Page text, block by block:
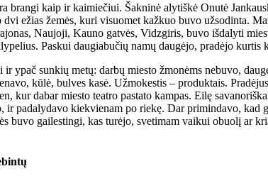
bran­gi kaip ir kai­mie­čiui. Šak­ni­nė aly­tiš­kė Onu­tė
ežias že­mės, ku­ri vi­suo­met kaž­kuo bu­vo už­so­din­ta.
Nau­jo­ji, Kau­no gat­vės, Vidz­gi­ris, bu­vo iš­da­ly­ti
Pas­kui dau­gia­bu­čių na­mų dau­gė­jo, pra­dė­jo kur­tis
ir ypač sun­kių me­tų: dar­bų mies­to žmo­nėms ne­bu­vo,
kū­lė, bul­ves ka­sė. Už­mo­kes­tis – pro­duk­tais.
kur da­bar mies­to te­at­ro pa­sta­to kam­pas. Ei­lę
ir pa­da­ly­da­vo kiek­vie­nam po rie­kę. Dar pri­min­da­vo,
bu­vo gai­les­tin­gi, kas tu­rė­jo, sve­ti­mam vai­kui obuo­lį ar